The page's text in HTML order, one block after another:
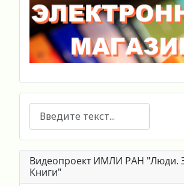
Поиск
Видеопроект ИМЛИ РАН "Люди.
Книги"